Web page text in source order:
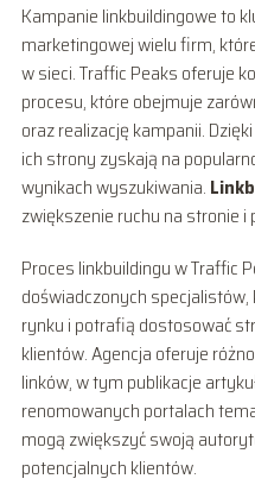
Kampanie linkbuildingowe to
marketingowej wielu firm,
w sieci. Traffic Peaks oferuje
procesu, które obejmuje
oraz realizację kampanii.
ich strony zyskają na
wynikach wyszukiwania.
zwiększenie ruchu na stronie
Proces linkbuildingu w Traffic
doświadczonych
rynku i potrafią dostosować
klientów. Agencja oferuje
linków, w tym publikacje
renomowanych portalach
mogą zwiększyć swoją
potencjalnych klientów.